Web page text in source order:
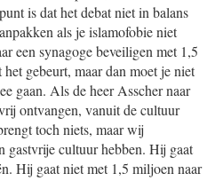
is dat het debat niet in balans
als je islamofobie niet
een synagoge beveiligen met 1,5
gebeurt, maar dan moet je niet
gaan. Als de heer Asscher naar
ontvangen, vanuit de cultuur
toch niets, maar wij
gastvrije cultuur hebben. Hij gaat
Hij gaat niet met 1,5 miljoen naar